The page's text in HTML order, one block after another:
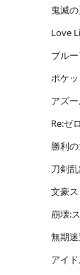
鬼滅
Love
ブル
ポケ
アズ
Re:ゼ
勝利
刀剣
文豪
崩壊:
無期
アイ